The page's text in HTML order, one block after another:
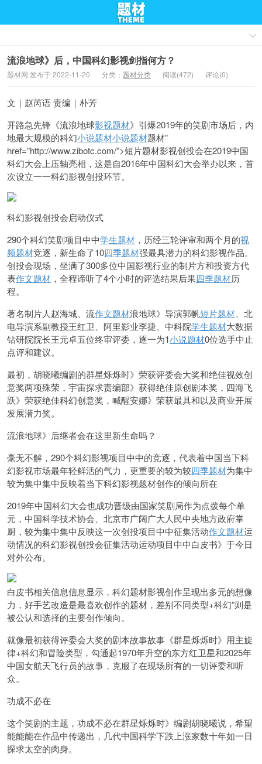
流浪地球》后，中国科幻影视剑指何方？
题材网 发布于 2022-11-20 分类： 题材分类 阅读(472) 评论(0)
文｜赵芮语 责编｜朴芳
开路急先锋《流浪地球影视题材》引爆2019年的笑剧市场后，内
地最大规模的科幻小说题材小说题材题材”
href=”http://www.zibotc.com/”>短片题材影视创投会在2019中国
科幻大会上压轴亮相，这是自2016年中国科幻大会举办以来，首
次设立一一科幻影视创投环节。
科幻影视创投会启动仪式
290个科幻笑剧项目中中学生题材 ，历经三轮评审和两个月的视
频题材竞逐，新生命了10四季题材强最具潜力的科幻影视作品。
创投会现场，坐满了300多位中国影视行业的制片方和投资方代
表作文题材 ，全程谛听了4个小时的评选结果后果四季题材历
程。
著名制片人赵海城、流作文题材浪地球》导演郭帆短片题材 、北
电导演系副教授王红卫、阿里影业李捷、中科院学生题材大数据
钻研院院长王元卓五位终审评委，逐一为1小说题材0位选手中止
点评和建议。
最初，胡晓曦编剧的群星烁烁时》荣获评委会大奖和绝佳视效创
意奖两项殊荣，宇宙探求责编部》获得绝佳原创剧本奖，四海飞
跃》荣获绝佳科幻创意奖，喊醒安娜》荣获最具和以及商业开展
发展潜力奖。
流浪地球》后继者会在这里新生命吗？
毫无不解，290个科幻影视项目中中的竞逐，代表着中国当下科
幻影视市场最年轻鲜活的气力，更重要的较为较四季题材为集中
较为集中集中反映着当下科幻影视题材创作的倾向所在
2019年中国科幻大会也成功晋级由国家笑剧局作为点拨每个单
元，中国科学技术协会、北京市广阔广大人民中央地方政府掌
厨，较为集中集中反映这一次创投项目中中征集活动作文题材运
动情况的科幻影视创投会征集活动运动项目中中白皮书》于今日
对外公布。
白皮书相关信息信息显示，科幻题材影视创作呈现出多元的想像
力，好手艺改造是最喜欢创作的题材，差别不同类型+科幻”则是
被公认和选择的主要创作倾向。
就像最初获得评委会大奖的剧本故事故事《群星烁烁时》用主旋
律+科幻和冒险类型，勾通起1970年升空的东方红卫星和2025年
中国女航天飞行员的故事，克服了在现场所有的一切评委和听
众。
功成不必在
这个笑剧的主题，功成不必在群星烁烁时》编剧胡晓曦说，希望
能能能在作品中传递出，几代中国科学下跌上涨家数十年如一日
探求太空的肉身。